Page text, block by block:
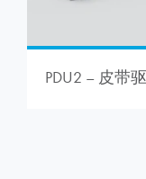
PDU2 – 皮带